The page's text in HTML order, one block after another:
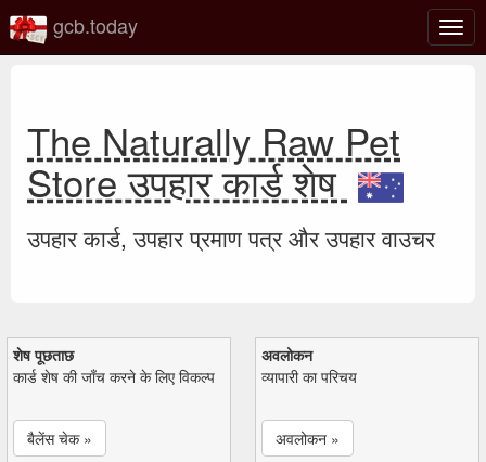
टॉगल
gcb.today
The Naturally Raw Pet
Store उपहार कार्ड शेष
उपहार कार्ड, उपहार प्रमाण पत्र और उपहार वाउचर
शेष पूछताछ
कार्ड शेष की जाँच करने के लिए विकल्प
बैलेंस चेक »
अवलोकन
व्यापारी का परिचय
अवलोकन »